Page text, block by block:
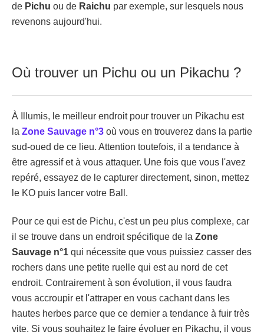
de Pichu ou de Raichu par exemple, sur lesquels nous
revenons aujourd'hui.
Où trouver un Pichu ou un Pikachu ?
À Illumis, le meilleur endroit pour trouver un Pikachu est
la Zone Sauvage n°3 où vous en trouverez dans la partie
sud-oued de ce lieu. Attention toutefois, il a tendance à
être agressif et à vous attaquer. Une fois que vous l'avez
repéré, essayez de le capturer directement, sinon, mettez
le KO puis lancer votre Ball.
Pour ce qui est de Pichu, c'est un peu plus complexe, car
il se trouve dans un endroit spécifique de la Zone
Sauvage n°1 qui nécessite que vous puissiez casser des
rochers dans une petite ruelle qui est au nord de cet
endroit. Contrairement à son évolution, il vous faudra
vous accroupir et l'attraper en vous cachant dans les
hautes herbes parce que ce dernier a tendance à fuir très
vite. Si vous souhaitez le faire évoluer en Pikachu, il vous